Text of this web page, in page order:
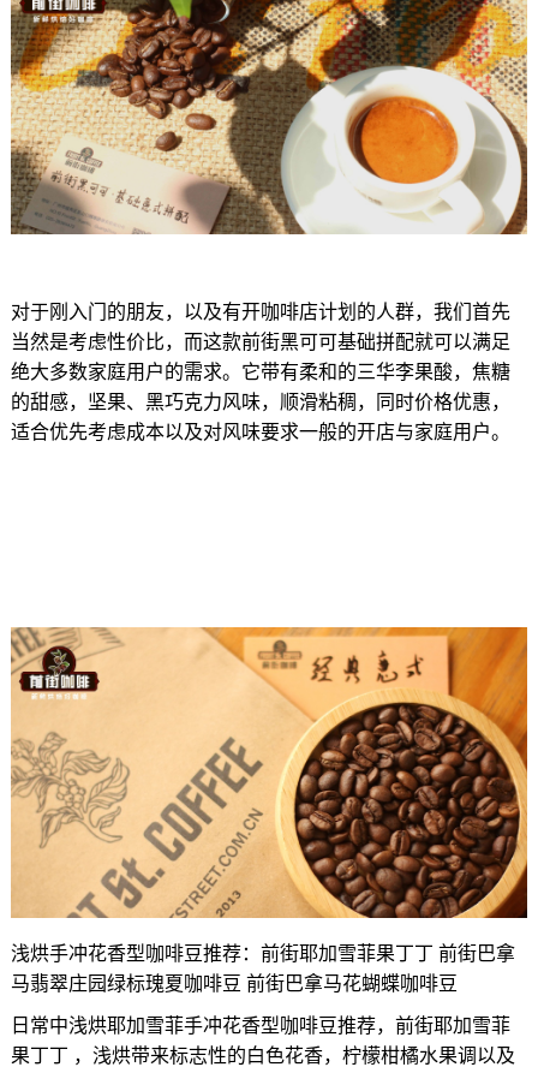
对于刚入门的朋友，以及有开咖啡店计划的人群，我们首先
当然是考虑性价比，而这款前街黑可可基础拼配就可以满足
绝大多数家庭用户的需求。它带有柔和的三华李果酸，焦糖
的甜感，坚果、黑巧克力风味，顺滑粘稠，同时价格优惠，
适合优先考虑成本以及对风味要求一般的开店与家庭用户。
浅烘手冲花香型咖啡豆推荐：前街耶加雪菲果丁丁 前街巴拿
马翡翠庄园绿标瑰夏咖啡豆 前街巴拿马花蝴蝶咖啡豆
日常中浅烘耶加雪菲手冲花香型咖啡豆推荐，前街耶加雪菲
果丁丁 ，浅烘带来标志性的白色花香，柠檬柑橘水果调以及